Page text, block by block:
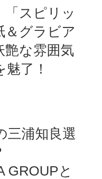
「スピリッ
＆グラビア
艶な雰囲気
了！
三浦知良選
GROUPと